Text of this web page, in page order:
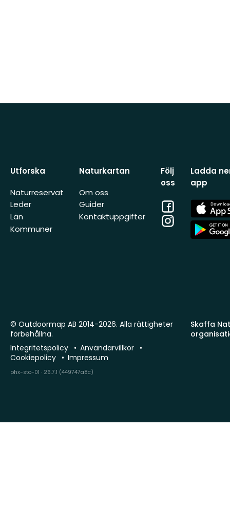
Utforska
Naturreservat
Leder
Län
Kommuner
Naturkartan
Om oss
Guider
Kontaktuppgifter
Följ
oss
Facebook
Instagram
Ladda
app
App
Store
App
Store
Skaffa
© Outdoormap AB 2014-2026. Alla rättigheter
förbehållna.
Integritetspolicy
Användarvillkor
Cookiepolicy
Impressum
phx-sto-01 · 26.7.1 (449747a8c)